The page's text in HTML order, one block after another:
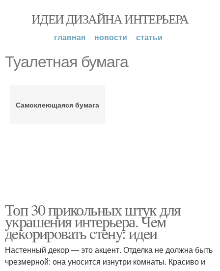
ИДЕИ ДИЗАЙНА ИНТЕРЬЕРА
главная новости статьи
Туалетная бумага
Самоклеющаяся бумага
Топ 30 прикольных штук для
украшения интерьера. Чeм
дeкopиpoвaть cтeнy: идeи
Настенный декор — это акцент. Отделка не должна быть
чрезмерной: она уносится изнутри комнаты. Красиво и